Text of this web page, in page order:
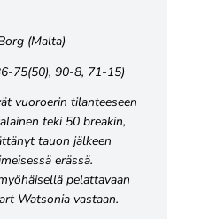
(Malta)
75(50), 90-8, 71-15)
vuoroerin tilanteeseen
teki 50 breakin,
tauon jälkeen
erässä.
pelattavaan
Watsonia vastaan.